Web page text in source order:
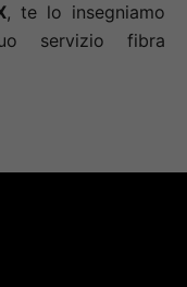
, te lo insegniamo
servizio fibra